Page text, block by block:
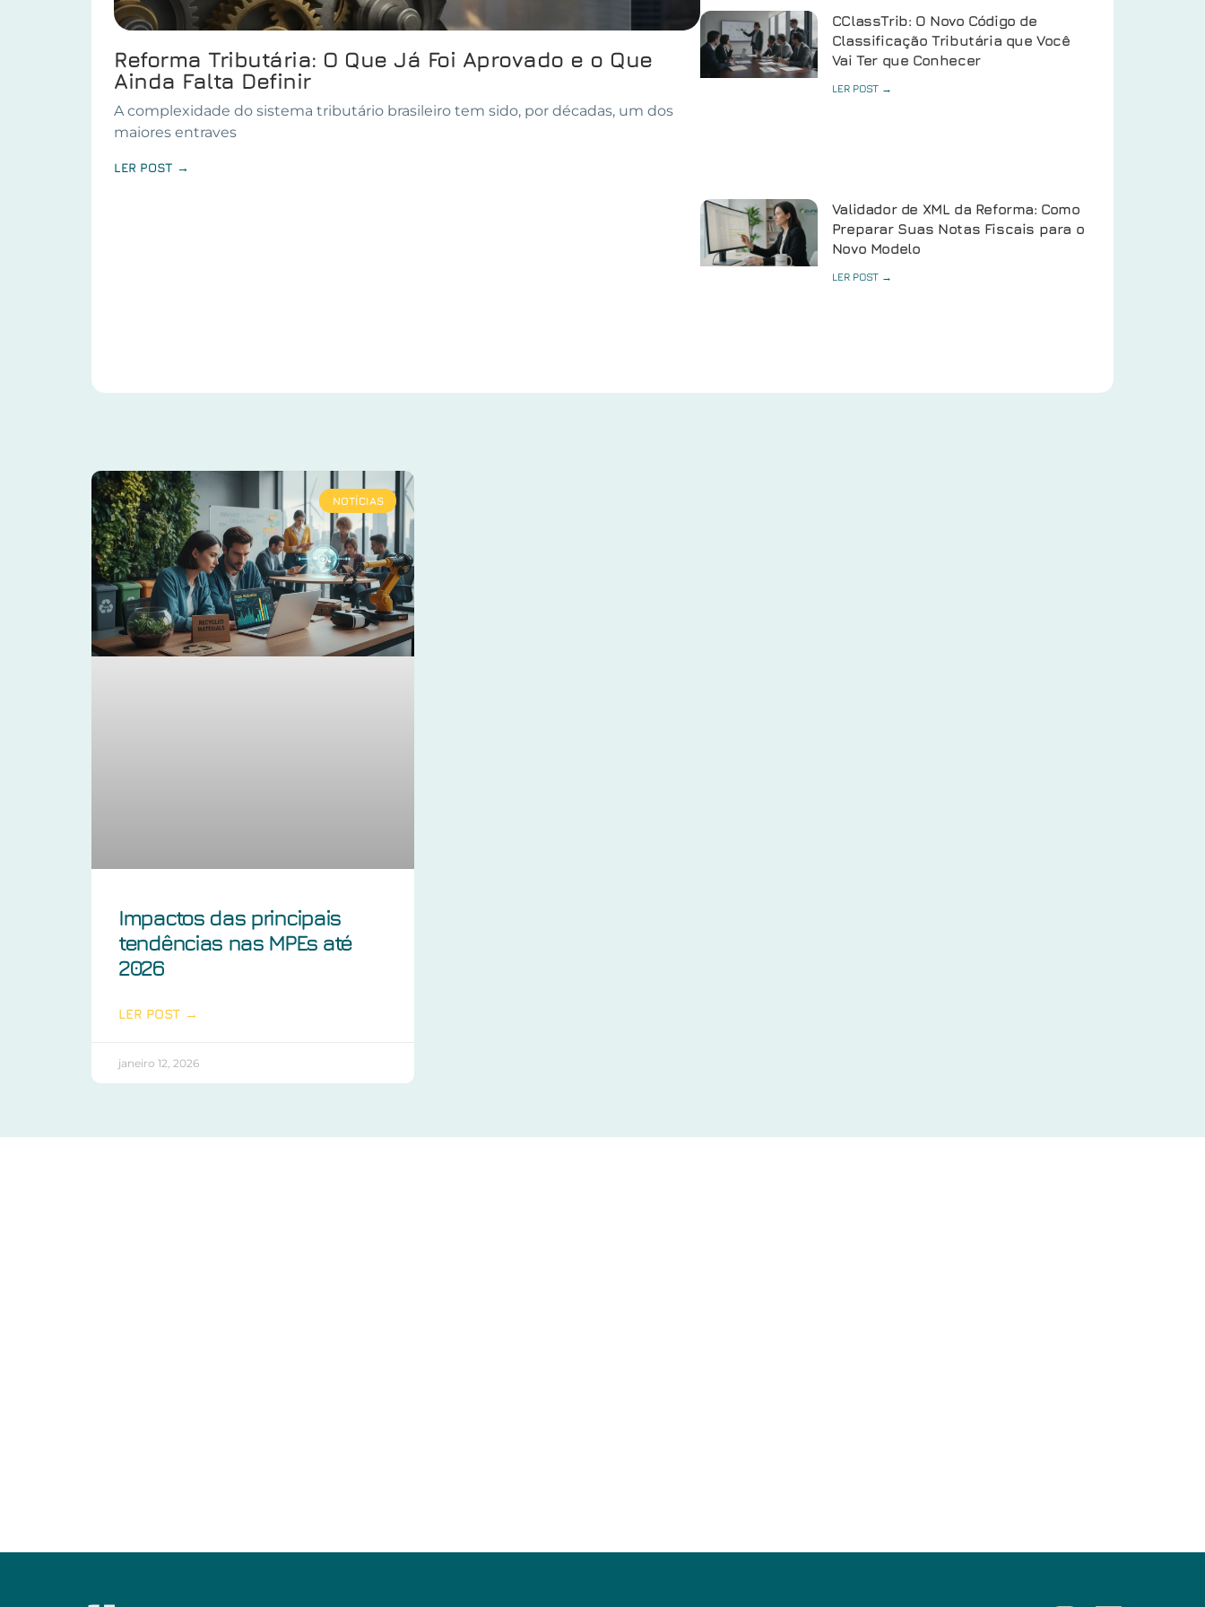
Reforma Tributária: O Que Já Foi Aprovado e o Que
Ainda Falta Definir
A complexidade do sistema tributário brasileiro tem sido, por décadas, um dos
maiores entraves
LER POST →
CClassTrib: O Novo Código de
Classificação Tributária que Você
Vai Ter que Conhecer
LER POST →
Validador de XML da Reforma: Como
Preparar Suas Notas Fiscais para o
Novo Modelo
LER POST →
NOTÍCIAS
Impactos das principais
tendências nas MPEs até
2026
LER POST →
janeiro 12, 2026